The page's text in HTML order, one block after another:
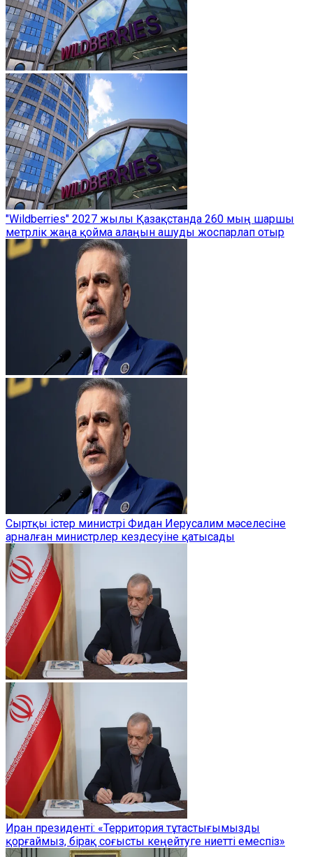
"Wildberries" 2027 жылы Қазақстанда 260 мың шаршы
метрлік жаңа қойма алаңын ашуды жоспарлап отыр
Сыртқы істер министрі Фидан Иерусалим мәселесіне
арналған министрлер кездесуіне қатысады
Иран президенті: «Территория тұтастығымызды
қорғаймыз, бірақ соғысты кеңейтуге ниетті емеспіз»